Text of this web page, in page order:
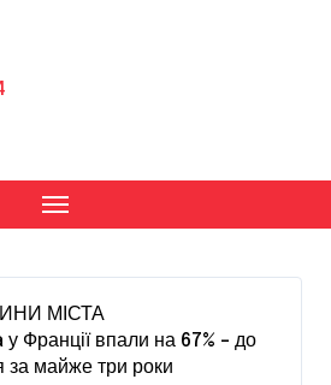
МІСТА
Франції впали на 67% – до
за майже три роки